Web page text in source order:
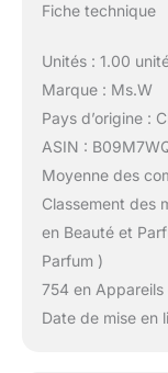
Fiche technique
Unités : 1.00
Marque : Ms.W
Pays d’origine :
ASIN :
Moyenne des
Classement des
en Beauté et
Parfum )
754 en
Date de mise en